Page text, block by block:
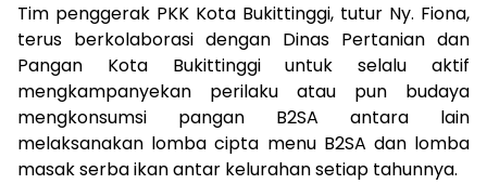
Tim penggerak PKK Kota Bukittinggi, tutur Ny. Fiona,
terus berkolaborasi dengan Dinas Pertanian dan
Pangan Kota Bukittinggi untuk selalu aktif
mengkampanyekan perilaku atau pun budaya
mengkonsumsi pangan B2SA antara lain
melaksanakan lomba cipta menu B2SA dan lomba
masak serba ikan antar kelurahan setiap tahunnya.